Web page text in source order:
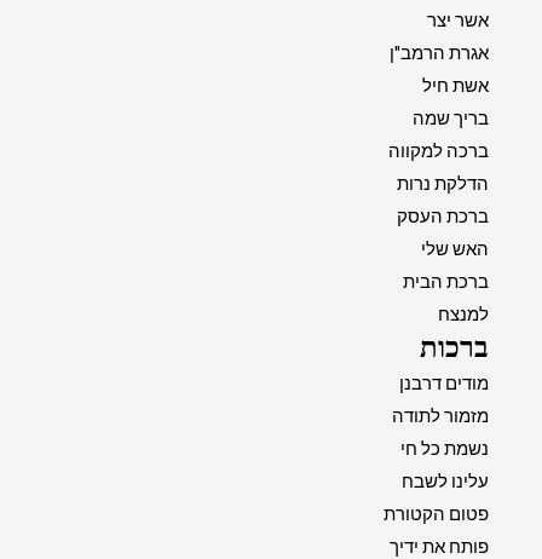
אשר יצר
אגרת הרמב"ן
אשת חיל
בריך שמה
ברכה למקווה
הדלקת נרות
ברכת העסק
האש שלי
ברכת הבית
למנצח
ברכות
מודים דרבנן
מזמור לתודה
נשמת כל חי
עלינו לשבח
פטום הקטורת
פותח את ידיך